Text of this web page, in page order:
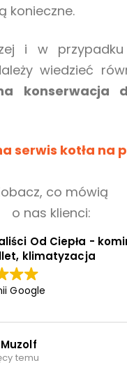
konieczne.
i w przypadku
wiedzieć
konserwacja
serwis kotła na
co mówią
o nas klienci:
Od Ciepła -
klimatyzacja
Google
temu